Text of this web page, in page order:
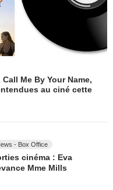
Me By Your Name,
au ciné cette
- Box Office
cinéma : Eva
Mme Mills